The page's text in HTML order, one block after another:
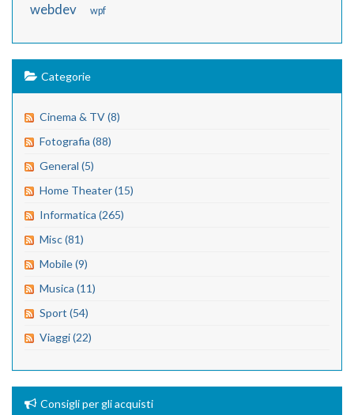
webdev wpf
Categorie
Cinema & TV (8)
Fotografia (88)
General (5)
Home Theater (15)
Informatica (265)
Misc (81)
Mobile (9)
Musica (11)
Sport (54)
Viaggi (22)
Consigli per gli acquisti